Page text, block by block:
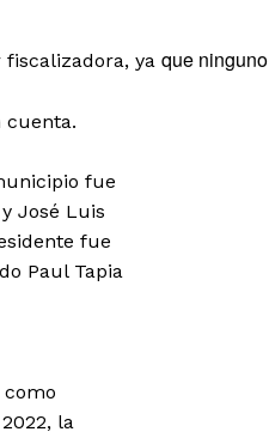
los Andes
ya que ninguno
cuenta.
fue
José Luis
fue
Paul Tapia
la